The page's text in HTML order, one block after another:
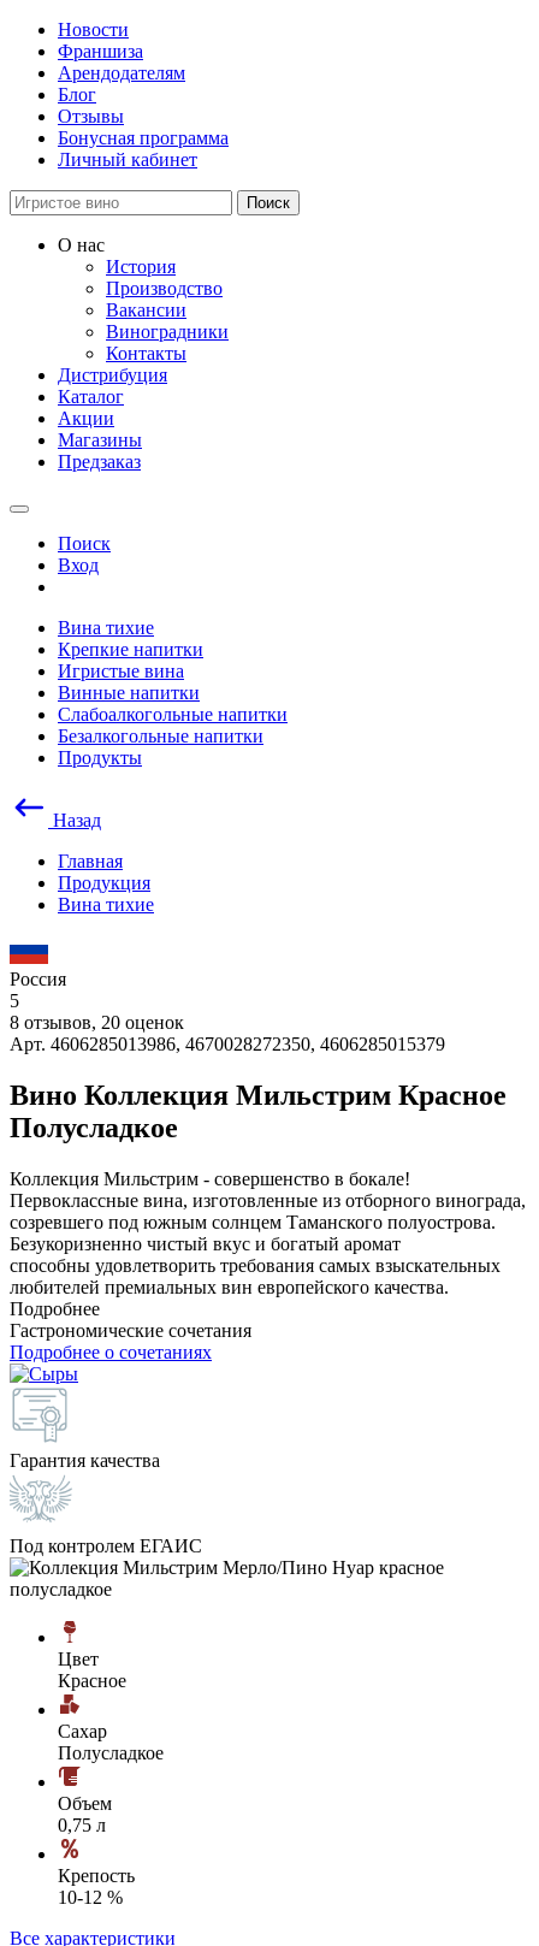
Новости
Франшиза
Арендодателям
Блог
Отзывы
Бонусная программа
Личный кабинет
Поиск
О нас
История
Производство
Вакансии
Виноградники
Контакты
Дистрибуция
Каталог
Акции
Магазины
Предзаказ
Поиск
Вход
Вина тихие
Крепкие напитки
Игристые вина
Винные напитки
Слабоалкогольные напитки
Безалкогольные напитки
Продукты
Назад
Главная
Продукция
Вина тихие
Россия
5
8 отзывов, 20 оценок
Арт. 4606285013986, 4670028272350, 4606285015379
Вино Коллекция Мильстрим Красное
Полусладкое
Коллекция Мильстрим - совершенство в бокале!
Первоклассные вина, изготовленные из отборного винограда,
созревшего под южным солнцем Таманского полуострова.
Безукоризненно чистый вкус и богатый аромат
способны удовлетворить требования самых взыскательных
любителей премиальных вин европейского качества.
Подробнее
Гастрономические сочетания
Подробнее о сочетаниях
Гарантия качества
Под контролем ЕГАИС
Цвет
Красное
Сахар
Полусладкое
Объем
0,75 л
Крепость
10-12 %
Все характеристики